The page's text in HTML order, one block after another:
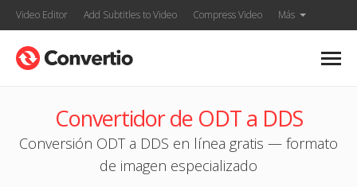
Video Editor Add Subtitles to Video Compress Video Más
Convertidor de ODT a DDS
Conversión ODT a DDS en línea gratis — formato
de imagen especializado